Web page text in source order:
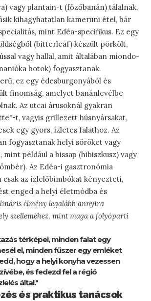
vagy plantain-t (főzőbanán) tálalnak.
kihagyhatatlan kameruni étel, bár
mint Edéa-specifikus. Ez egy
(bitterleaf) készült pörkölt,
vagy hallal, amit általában miondo-
botok) fogyasztanak.
ez egy édesburgonyából és
finomság, amelyet banánlevélbe
Az utcai árusoknál gyakran
t, vagyis grillezett húsnyársakat,
egy gyors, ízletes falathoz. Az
fogyasztanak helyi söröket vagy
mint például a bissap (hibiszkusz) vagy
Az Edéa-i gasztronómia
az ízlelőbimbókat kényezteti,
enged a helyi életmódba és
élmény legalább annyira
szelleméhez, mint maga a folyóparti
térképei, minden falat egy
el, minden fűszer egy emléket
hogy a helyi konyha vezessen
és fedezd fel a régió
által."
és praktikus tanácsok